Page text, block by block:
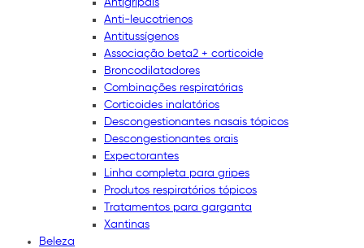
Antigripais
Anti-leucotrienos
Antitussígenos
Associação beta2 + corticoide
Broncodilatadores
Combinações respiratórias
Corticoides inalatórios
Descongestionantes nasais tópicos
Descongestionantes orais
Expectorantes
Linha completa para gripes
Produtos respiratórios tópicos
Tratamentos para garganta
Xantinas
Beleza